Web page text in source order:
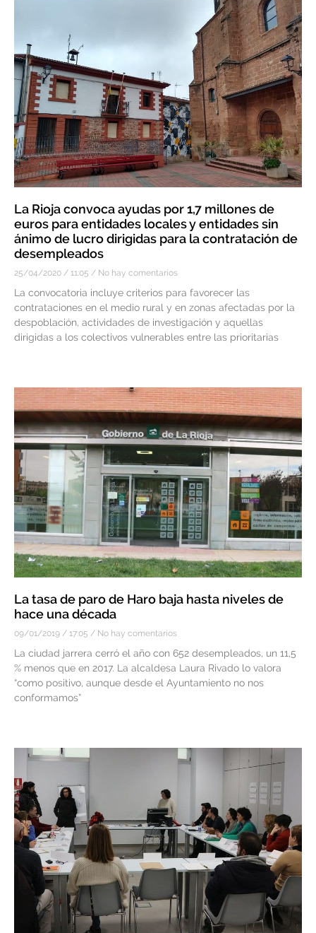
La Rioja convoca ayudas por 1,7 millones de
euros para entidades locales y entidades sin
ánimo de lucro dirigidas para la contratación de
desempleados
25/04/2020 11:05 No hay comentarios
La convocatoria incluye criterios para favorecer las
contrataciones en el medio rural y en zonas afectadas por la
despoblación, actividades de investigación y aquellas
dirigidas a los colectivos vulnerables entre las prioritarias
La tasa de paro de Haro baja hasta niveles de
hace una década
09/01/2019 17:05 No hay comentarios
La ciudad jarrera cerró el año con 652 desempleados, un 11,5
% menos que en 2017. La alcaldesa Laura Rivado lo valora
“como positivo, aunque desde el Ayuntamiento no nos
conformamos”